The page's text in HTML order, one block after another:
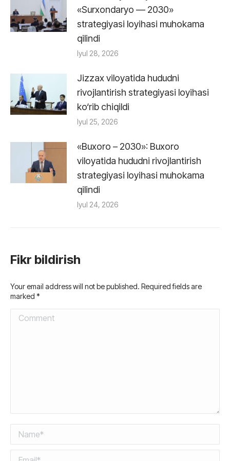
«Surxondaryo — 2030»
strategiyasi loyihasi muhokama
qilindi
Iyul 28, 2026
Jizzax viloyatida hududni
rivojlantirish strategiyasi loyihasi
ko‘rib chiqildi
Iyul 25, 2026
«Buxoro – 2030»: Buxoro
viloyatida hududni rivojlantirish
strategiyasi loyihasi muhokama
qilindi
Iyul 24, 2026
Fikr bildirish
Your email address will not be published. Required fields are
marked *
Comment
Name *
Email *